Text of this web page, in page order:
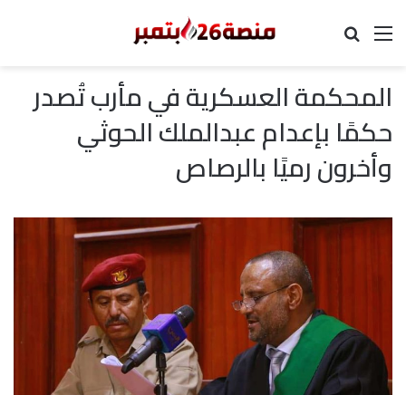
القائمة
المحكمة العسكرية في مأرب تُصدر
حكمًا بإعدام عبدالملك الحوثي
وأخرون رميًا بالرصاص